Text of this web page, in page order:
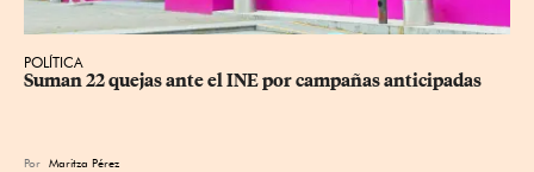
POLÍTICA
Suman 22 quejas ante el INE por campañas anticipadas
Por Maritza Pérez